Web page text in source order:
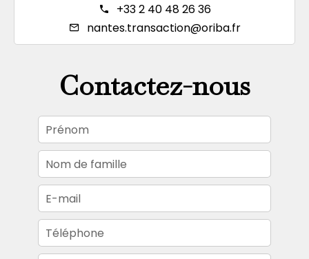
+33 2 40 48 26 36
nantes.transaction@oriba.fr
Contactez-nous